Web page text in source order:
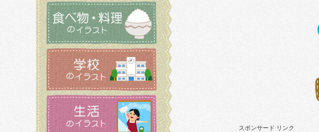
スポンサード リンク